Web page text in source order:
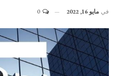
في مايو 16, 2022 0